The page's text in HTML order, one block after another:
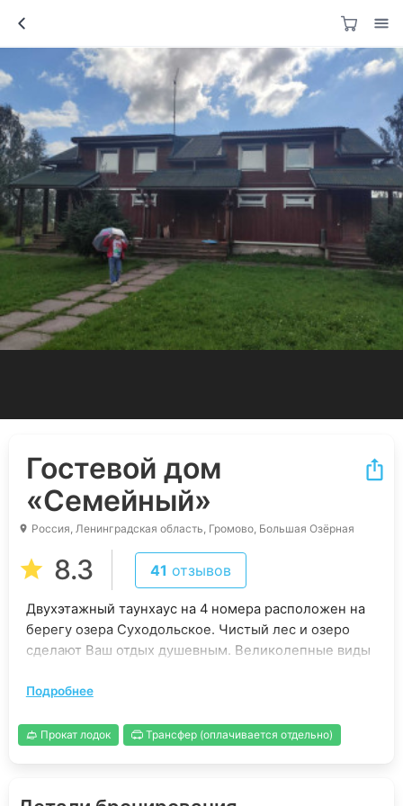
Гостевой дом
«Семейный»
Россия, Ленинградская область, Громово, Большая Озёрная
8.3 41 отзывов
Двухэтажный таунхаус на 4 номера расположен на
берегу озера Суходольское. Чистый лес и озеро
сделают Ваш отдых душевным. Великолепные виды
сказки. Это прекрасное место для тех, кто хочет
вдали от городской суеты, но с комфортом.
включая туалетные принадлежности, постельное
Подробнее
Прокат лодок Трансфер (оплачивается отдельно)